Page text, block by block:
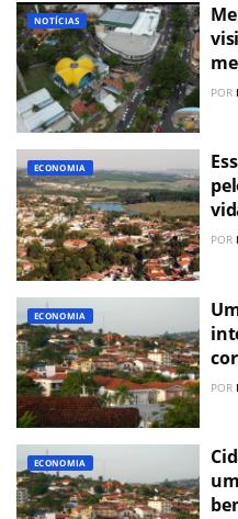
NOTÍCIAS
POR
ECONOMIA
POR
ECONOMIA
POR
ECONOMIA